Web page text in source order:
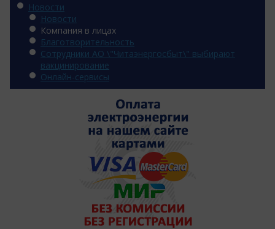
Новости
Новости
Компания в лицах
Благотворительность
Сотрудники АО \"Читаэнергосбыт\" выбирают
вакцинирование
Онлайн-сервисы